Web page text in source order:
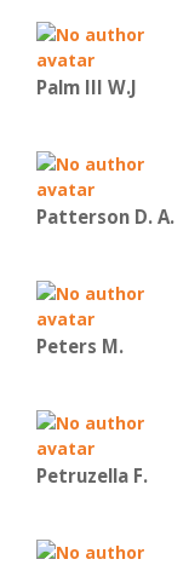
Palm III W.J
Patterson D. A.
Peters M.
Petruzella F.